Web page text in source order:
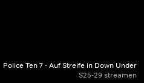
Police Ten 7 - Auf Streife in Down Under
S25-29 streamen